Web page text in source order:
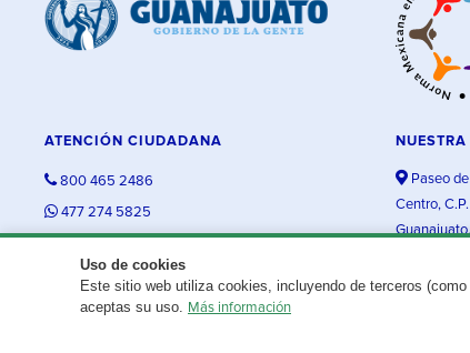
Uso de cookies
Este sitio web utiliza cookies, incluyendo de terceros (como
aceptas su uso. Más información
ATENCIÓN CIUDADANA
800 465 2486
477 274 5825
NUESTRA
Paseo
Centro,
¿Existe algún problema con esta página?Repórtalo aquí.